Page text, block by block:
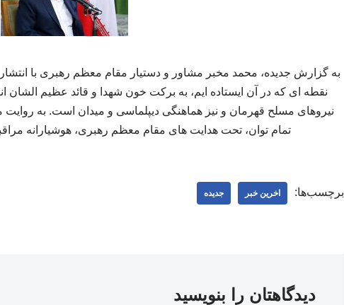
به گزارش جدیده، محمد مخبر مشاور و دستیار مقام معظم رهبری با
نقطه ای که در آن ایستاده ایم، به برکت خون شهدا و قائد عظیم
نیروهای مسلح قهرمان و نیز هماهنگی دیپلماسی و میدان است. به روایت
تمام توان، تحت هدایت های مقام معظم رهبری، هوشیارانه
برچسب‌ها: اخرین خبر جدیده
دیدگاهتان را بنویسید